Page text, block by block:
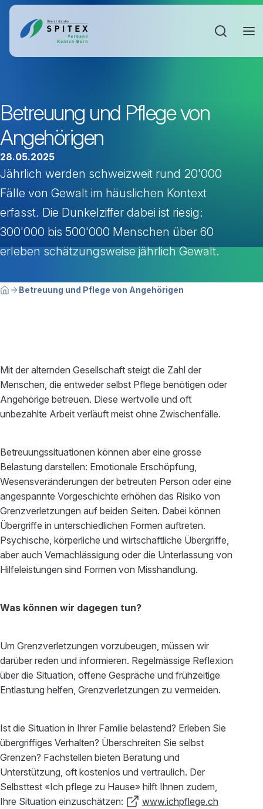
Betreuung und Pflege von
Angehörigen
28.05.2025
Jährlich werden schweizweit rund 20'000
Fälle von Gewalt im häuslichen Kontext
erfasst. Die Dunkelziffer dabei ist riesig:
300'000 bis 500'000 Menschen über 60
erleben schätzungsweise jährlich Gewalt.
Breadcrumbnavigation
Sie befinden sich hier:
HomeBetreuung und Pflege von Angehörigen
Mit der alternden Gesellschaft steigt die Zahl der
Menschen, die entweder selbst Pflege benötigen oder
Angehörige betreuen. Diese wertvolle und oft
unbezahlte Arbeit verläuft meist ohne Zwischenfälle.
Betreuungssituationen können aber eine grosse
Belastung darstellen: Emotionale Erschöpfung,
Wesensveränderungen der betreuten Person oder eine
angespannte Vorgeschichte erhöhen das Risiko von
Grenzverletzungen auf beiden Seiten. Dabei können
Übergriffe in unterschiedlichen Formen auftreten.
Psychische, körperliche und wirtschaftliche Übergriffe,
aber auch Vernachlässigung oder die Unterlassung von
Hilfeleistungen sind Formen von Misshandlung.
Was können wir dagegen tun?
Um Grenzverletzungen vorzubeugen, müssen wir
darüber reden und informieren. Regelmässige Reflexion
über die Situation, offene Gespräche und frühzeitige
Entlastung helfen, Grenzverletzungen zu vermeiden.
Ist die Situation in Ihrer Familie belastend? Erleben Sie
übergriffiges Verhalten? Überschreiten Sie selbst
Grenzen? Fachstellen bieten Beratung und
Unterstützung, oft kostenlos und vertraulich. Der
Selbsttest «Ich pflege zu Hause» hilft Ihnen zudem,
Ihre Situation einzuschätzen:
www.ichpflege.ch